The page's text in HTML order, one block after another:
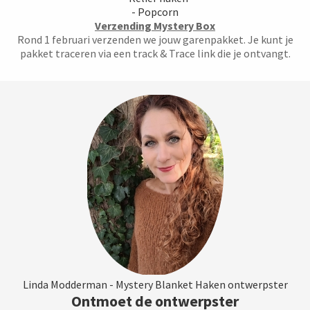
- Popcorn
Verzending Mystery Box
Rond 1 februari verzenden we jouw garenpakket. Je kunt je
pakket traceren via een track & Trace link die je ontvangt.
Linda Modderman - Mystery Blanket Haken ontwerpster
Ontmoet de ontwerpster